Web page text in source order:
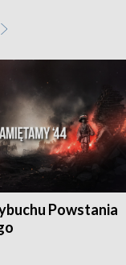
Powstania